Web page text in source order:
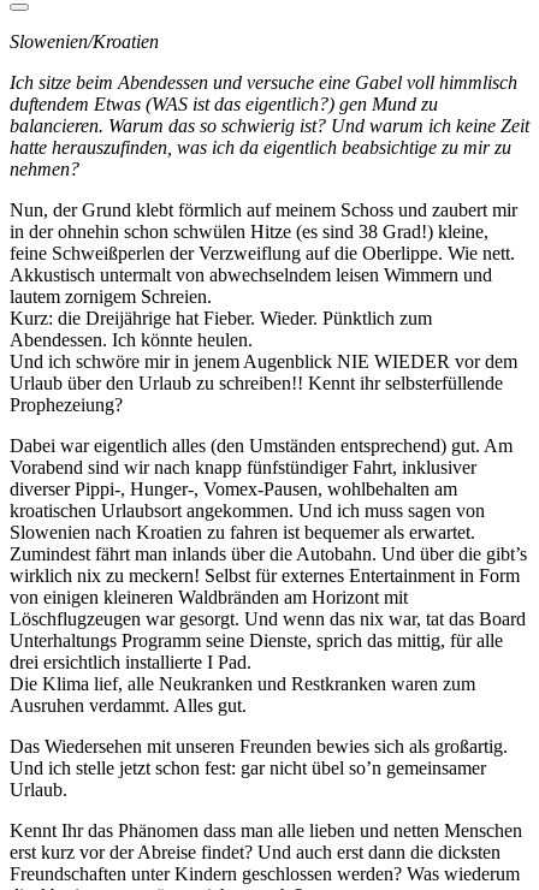
Slowenien/Kroatien
Ich sitze beim Abendessen und versuche eine Gabel voll himmlisch
duftendem Etwas (WAS ist das eigentlich?) gen Mund zu
balancieren. Warum das so schwierig ist? Und warum ich keine Zeit
hatte herauszufinden, was ich da eigentlich beabsichtige zu mir zu
nehmen?
Nun, der Grund klebt förmlich auf meinem Schoss und zaubert mir
in der ohnehin schon schwülen Hitze (es sind 38 Grad!) kleine,
feine Schweißperlen der Verzweiflung auf die Oberlippe. Wie nett.
Akkustisch untermalt von abwechselndem leisen Wimmern und
lautem zornigem Schreien.
Kurz: die Dreijährige hat Fieber. Wieder. Pünktlich zum
Abendessen. Ich könnte heulen.
Und ich schwöre mir in jenem Augenblick NIE WIEDER vor dem
Urlaub über den Urlaub zu schreiben!! Kennt ihr selbsterfüllende
Prophezeiung?
Dabei war eigentlich alles (den Umständen entsprechend) gut. Am
Vorabend sind wir nach knapp fünfstündiger Fahrt, inklusiver
diverser Pippi-, Hunger-, Vomex-Pausen, wohlbehalten am
kroatischen Urlaubsort angekommen. Und ich muss sagen von
Slowenien nach Kroatien zu fahren ist bequemer als erwartet.
Zumindest fährt man inlands über die Autobahn. Und über die gibt’s
wirklich nix zu meckern! Selbst für externes Entertainment in Form
von einigen kleineren Waldbränden am Horizont mit
Löschflugzeugen war gesorgt. Und wenn das nix war, tat das Board
Unterhaltungs Programm seine Dienste, sprich das mittig, für alle
drei ersichtlich installierte I Pad.
Die Klima lief, alle Neukranken und Restkranken waren zum
Ausruhen verdammt. Alles gut.
Das Wiedersehen mit unseren Freunden bewies sich als großartig.
Und ich stelle jetzt schon fest: gar nicht übel so’n gemeinsamer
Urlaub.
Kennt Ihr das Phänomen dass man alle lieben und netten Menschen
erst kurz vor der Abreise findet? Und auch erst dann die dicksten
Freundschaften unter Kindern geschlossen werden? Was wiederum